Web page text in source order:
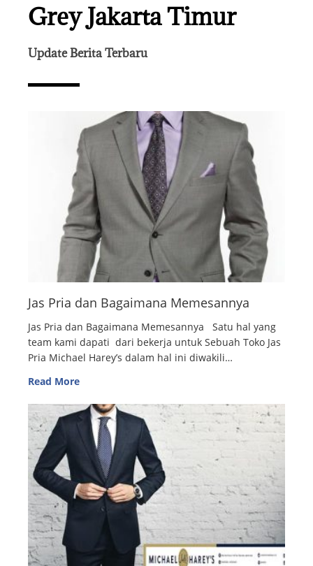
Grey Jakarta Timur
Update Berita Terbaru
Jas Pria dan Bagaimana Memesannya
Jas Pria dan Bagaimana Memesannya Satu hal yang
team kami dapati dari bekerja untuk Sebuah Toko Jas
Pria Michael Harey’s dalam hal ini diwakili…
Read More